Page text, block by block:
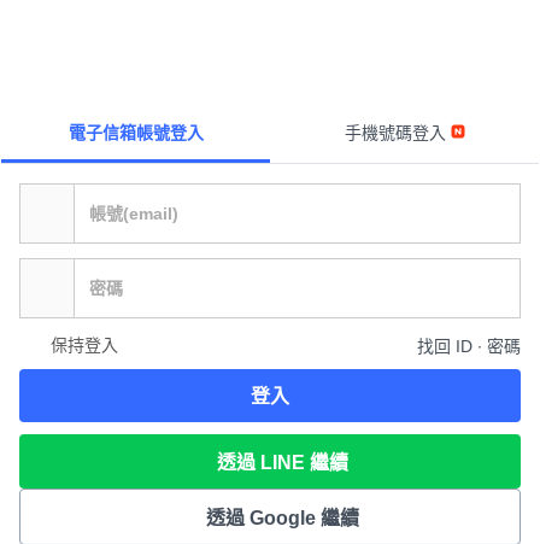
電子信箱帳號登入 手機號碼登入
保持登入 找回 ID ∙ 密碼
登入
透過 LINE 繼續
透過 Google 繼續